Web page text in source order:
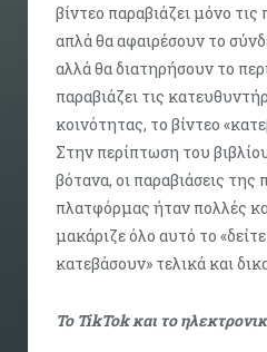
βίντεο παραβιάζει μόνο τις
απλά θα αφαιρέσουν το
αλλά θα διατηρήσουν το
παραβιάζει τις
κοινότητας, το βίντεο
Στην περίπτωση του
βότανα, οι παραβιάσεις της
πλατφόρμας ήταν πολλές
μακάριζε όλο αυτό το
κατεβάσουν» τελικά και
Το TikTok και το